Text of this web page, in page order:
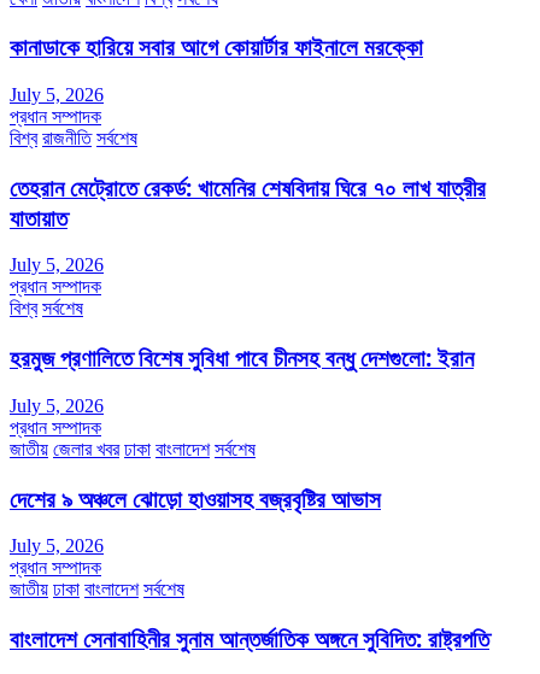
কানাডাকে হারিয়ে সবার আগে কোয়ার্টার ফাইনালে মরক্কো
July 5, 2026
প্রধান সম্পাদক
বিশ্ব রাজনীতি সর্বশেষ
তেহরান মেট্রোতে রেকর্ড: খামেনির শেষবিদায় ঘিরে ৭০ লাখ যাত্রীর
যাতায়াত
July 5, 2026
প্রধান সম্পাদক
বিশ্ব সর্বশেষ
হরমুজ প্রণালিতে বিশেষ সুবিধা পাবে চীনসহ বন্ধু দেশগুলো: ইরান
July 5, 2026
প্রধান সম্পাদক
জাতীয় জেলার খবর ঢাকা বাংলাদেশ সর্বশেষ
দেশের ৯ অঞ্চলে ঝোড়ো হাওয়াসহ বজ্রবৃষ্টির আভাস
July 5, 2026
প্রধান সম্পাদক
জাতীয় ঢাকা বাংলাদেশ সর্বশেষ
বাংলাদেশ সেনাবাহিনীর সুনাম আন্তর্জাতিক অঙ্গনে সুবিদিত: রাষ্ট্রপতি